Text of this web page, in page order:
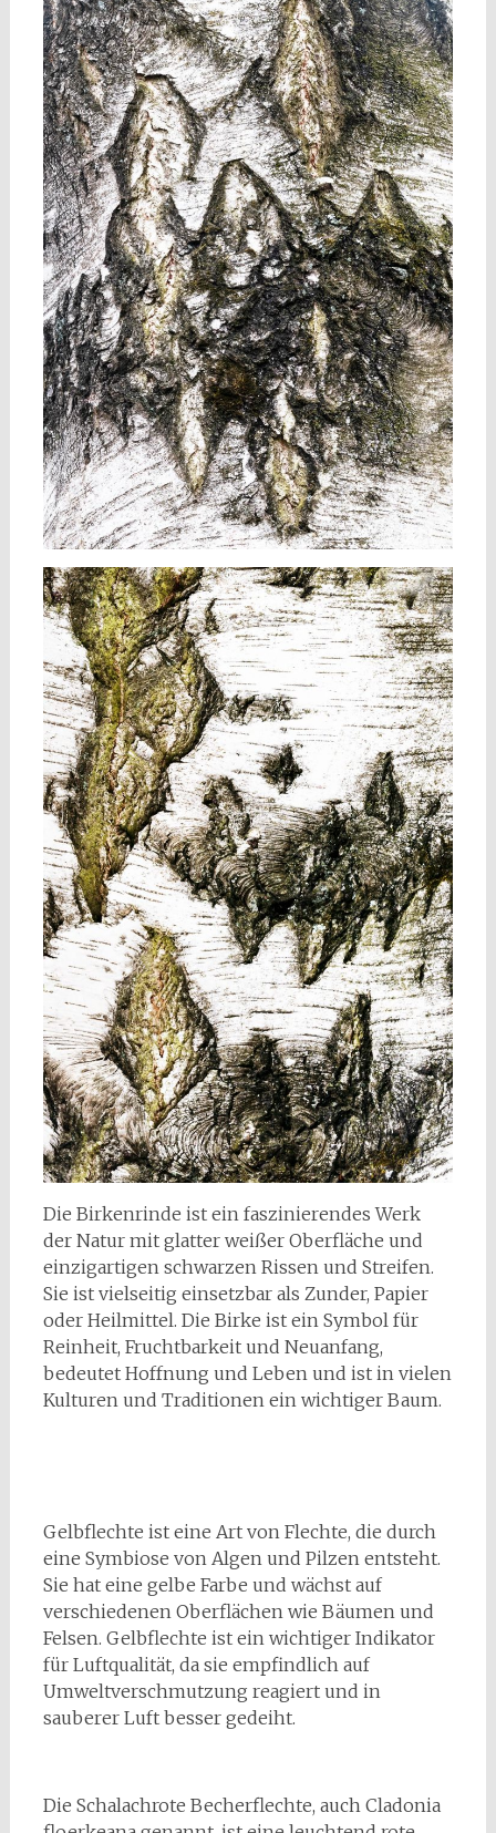
Die Birkenrinde ist ein faszinierendes Werk
der Natur mit glatter weißer Oberfläche und
einzigartigen schwarzen Rissen und Streifen.
Sie ist vielseitig einsetzbar als Zunder, Papier
oder Heilmittel. Die Birke ist ein Symbol für
Reinheit, Fruchtbarkeit und Neuanfang,
bedeutet Hoffnung und Leben und ist in vielen
Kulturen und Traditionen ein wichtiger Baum.
Gelbflechte ist eine Art von Flechte, die durch
eine Symbiose von Algen und Pilzen entsteht.
Sie hat eine gelbe Farbe und wächst auf
verschiedenen Oberflächen wie Bäumen und
Felsen. Gelbflechte ist ein wichtiger Indikator
für Luftqualität, da sie empfindlich auf
Umweltverschmutzung reagiert und in
sauberer Luft besser gedeiht.
Die Schalachrote Becherflechte, auch Cladonia